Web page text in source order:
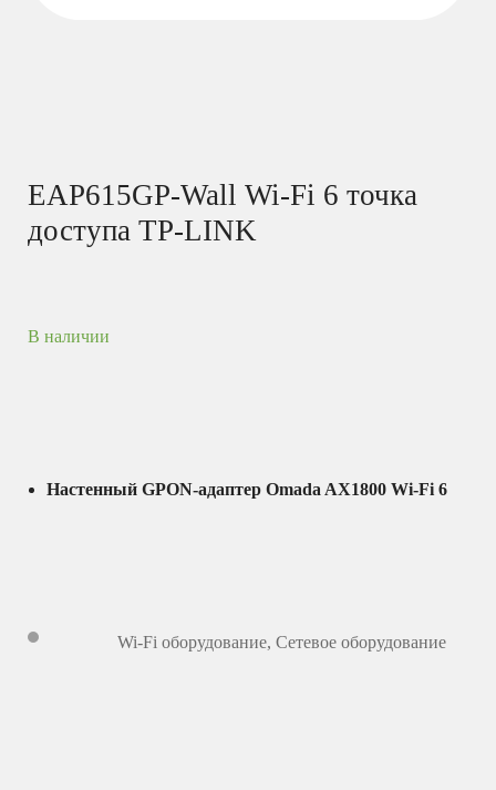
EAP615GP-Wall Wi-Fi 6 точка
доступа TP-LINK
В наличии
Настенный GPON-адаптер Omada AX1800 Wi-Fi 6
Wi-Fi оборудование, Сетевое оборудование